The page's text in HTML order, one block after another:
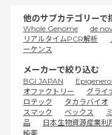
他のサブカテゴリーで
Whole Genome de
リアルタイムPCR解析
ーケンス
メーカーで絞り込む
BGI JAPAN
オファクトリー
グライ
ロテック
タカラバイオ
スマック
ベックス
品
日本生物資源産業利
純薬